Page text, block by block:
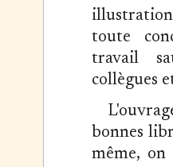
toute
travail
collègues
bonnes
même, on